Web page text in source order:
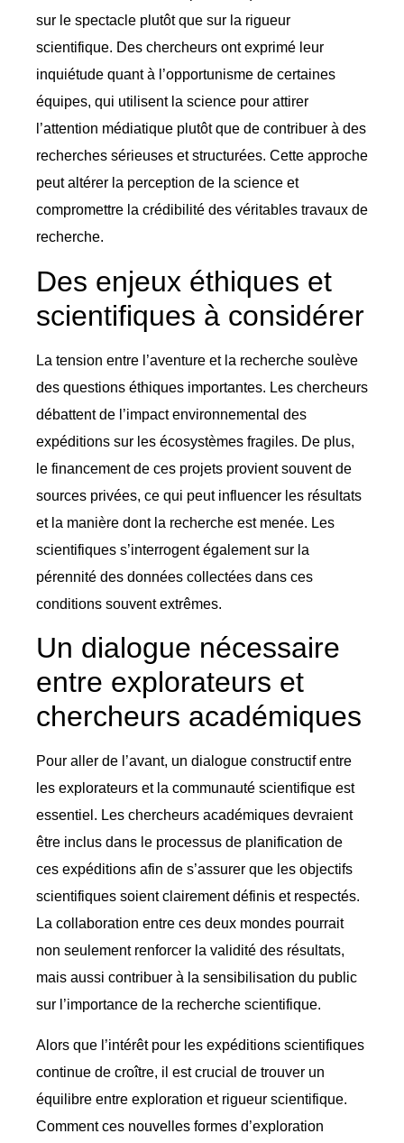
sur le spectacle plutôt que sur la rigueur
scientifique. Des chercheurs ont exprimé leur
inquiétude quant à l’opportunisme de certaines
équipes, qui utilisent la science pour attirer
l’attention médiatique plutôt que de contribuer à des
recherches sérieuses et structurées. Cette approche
peut altérer la perception de la science et
compromettre la crédibilité des véritables travaux de
recherche.
Des enjeux éthiques et
scientifiques à considérer
La tension entre l’aventure et la recherche soulève
des questions éthiques importantes. Les chercheurs
débattent de l’impact environnemental des
expéditions sur les écosystèmes fragiles. De plus,
le financement de ces projets provient souvent de
sources privées, ce qui peut influencer les résultats
et la manière dont la recherche est menée. Les
scientifiques s’interrogent également sur la
pérennité des données collectées dans ces
conditions souvent extrêmes.
Un dialogue nécessaire
entre explorateurs et
chercheurs académiques
Pour aller de l’avant, un dialogue constructif entre
les explorateurs et la communauté scientifique est
essentiel. Les chercheurs académiques devraient
être inclus dans le processus de planification de
ces expéditions afin de s’assurer que les objectifs
scientifiques soient clairement définis et respectés.
La collaboration entre ces deux mondes pourrait
non seulement renforcer la validité des résultats,
mais aussi contribuer à la sensibilisation du public
sur l’importance de la recherche scientifique.
Alors que l’intérêt pour les expéditions scientifiques
continue de croître, il est crucial de trouver un
équilibre entre exploration et rigueur scientifique.
Comment ces nouvelles formes d’exploration